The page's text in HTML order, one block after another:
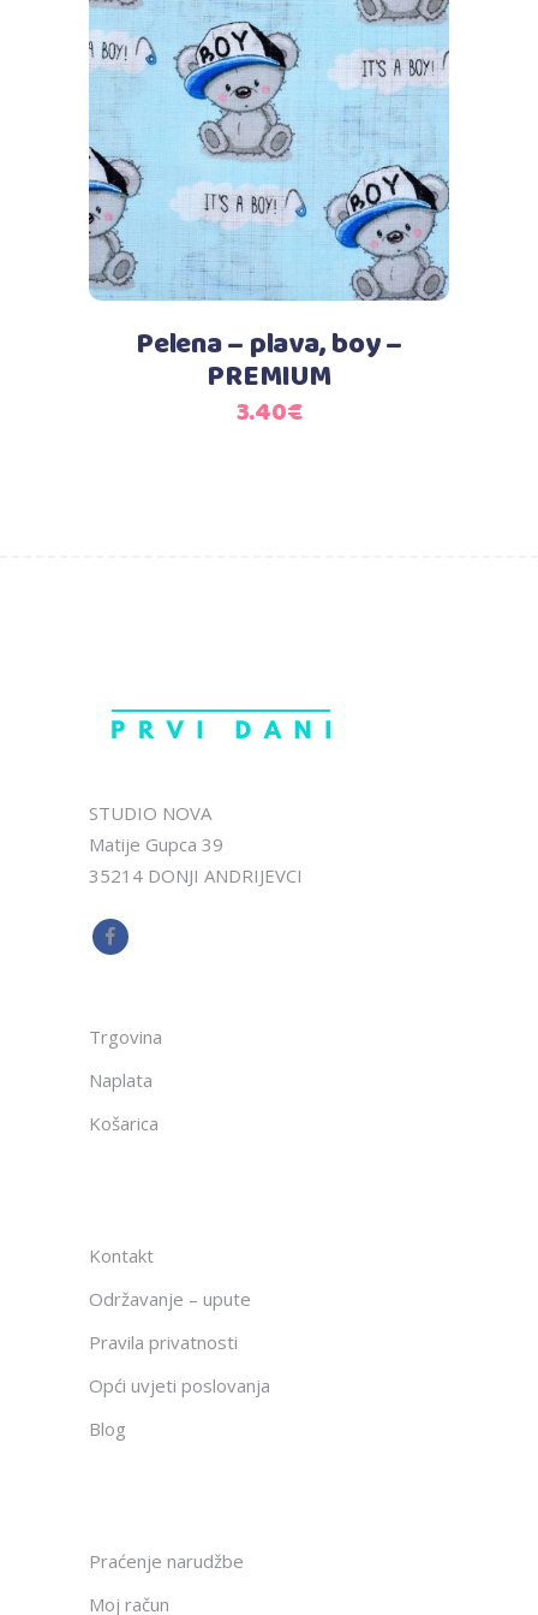
Dodaj u košaricu
Pelena – plava, boy –
PREMIUM
3.40€
STUDIO NOVA
Matije Gupca 39
35214 DONJI ANDRIJEVCI
Trgovina
Naplata
Košarica
Kontakt
Održavanje – upute
Pravila privatnosti
Opći uvjeti poslovanja
Blog
Praćenje narudžbe
Moj račun